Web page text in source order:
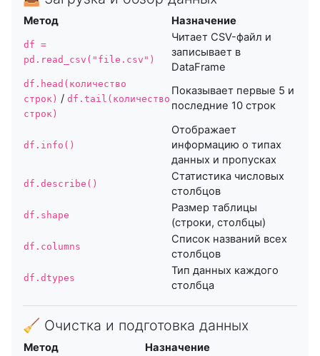
Метод Назначение
df =
pd.read_csv("file.csv")
Читает CSV-файл и
записывает в
DataFrame
df.head(количество
строк) / df.tail(количество
строк)
Показывает первые 5 и
последние 10 строк
df.info()
Отображает
информацию о типах
данных и пропусках
df.describe()
Статистика числовых
столбцов
df.shape
Размер таблицы
(строки, столбцы)
df.columns
Список названий всех
столбцов
df.dtypes
Тип данных каждого
столбца
🧹 Очистка и подготовка данных
Метод Назначение